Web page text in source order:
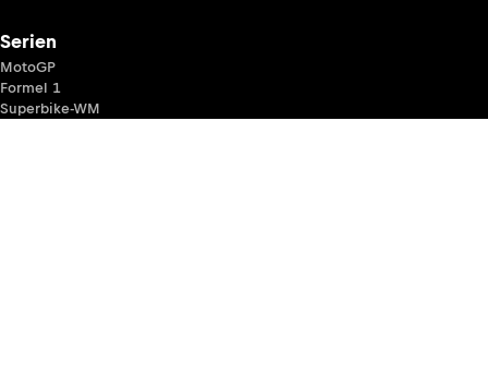
Serien
MotoGP
Formel 1
Superbike-WM